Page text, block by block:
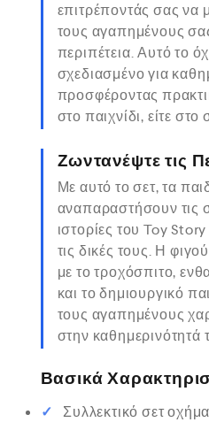
επιτρέποντάς σας να
τους αγαπημένους
περιπέτεια. Αυτό το
σχεδιασμένο για
προσφέροντας
στο παιχνίδι, είτε στο
Ζωντανέψτε τις
Με αυτό το σετ, τα
αναπαραστήσουν τις
ιστορίες του Toy
τις δικές τους. Η
με το τροχόσπιτο,
και το δημιουργικό
τους αγαπημένους
στην καθημερινότητά
Βασικά
Συλλεκτικό σετ